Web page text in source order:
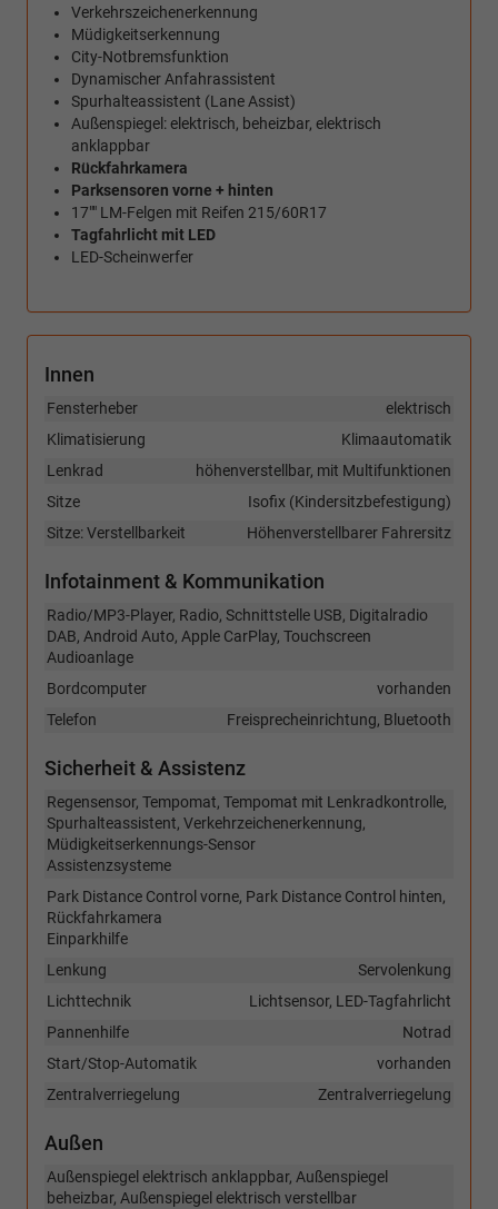
Verkehrszeichenerkennung
Müdigkeitserkennung
City-Notbremsfunktion
Dynamischer Anfahrassistent
Spurhalteassistent (Lane Assist)
Außenspiegel: elektrisch, beheizbar, elektrisch
anklappbar
Rückfahrkamera
Parksensoren vorne + hinten
17"" LM-Felgen mit Reifen 215/60R17
Tagfahrlicht mit LED
LED-Scheinwerfer
Innen
elektrisch
Fensterheber
Klimaautomatik
Klimatisierung
höhenverstellbar, mit Multifunktionen
Lenkrad
Isofix (Kindersitzbefestigung)
Sitze
Höhenverstellbarer Fahrersitz
Sitze: Verstellbarkeit
Infotainment & Kommunikation
Radio/MP3-Player, Radio, Schnittstelle USB, Digitalradio
DAB, Android Auto, Apple CarPlay, Touchscreen
Audioanlage
vorhanden
Bordcomputer
Freisprecheinrichtung, Bluetooth
Telefon
Sicherheit & Assistenz
Regensensor, Tempomat, Tempomat mit Lenkradkontrolle,
Spurhalteassistent, Verkehrzeichenerkennung,
Müdigkeitserkennungs-Sensor
Assistenzsysteme
Park Distance Control vorne, Park Distance Control hinten,
Rückfahrkamera
Einparkhilfe
Servolenkung
Lenkung
Lichtsensor, LED-Tagfahrlicht
Lichttechnik
Notrad
Pannenhilfe
vorhanden
Start/Stop-Automatik
Zentralverriegelung
Zentralverriegelung
Außen
Außenspiegel elektrisch anklappbar, Außenspiegel
beheizbar, Außenspiegel elektrisch verstellbar